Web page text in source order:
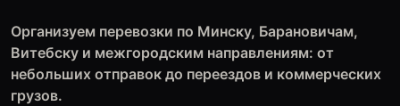
Организуем перевозки по Минску, Барановичам,
Витебску и межгородским направлениям: от
небольших отправок до переездов и коммерческих
грузов.